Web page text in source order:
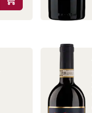
Ajouter au panier